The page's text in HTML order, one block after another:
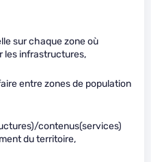
sur chaque zone où
les infrastructures,
entre zones de population
contenus(services)
du territoire,